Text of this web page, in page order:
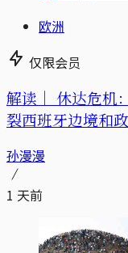
欧洲
仅限会员
解读｜ 休达危机
裂西班牙边境和政
孙漫漫
1 天前